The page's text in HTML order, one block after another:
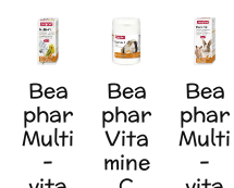
Bea
phar
Multi
-
Bea
phar
Vita
mine
Bea
phar
Multi
-